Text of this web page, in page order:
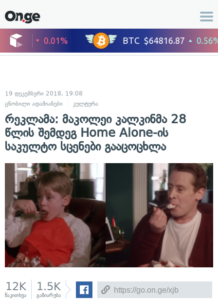
19 დეკემბერი 2018, 19:08
ცნობილი ადამიანები
კულტურა
რეკლამა: მაკოლეი კალკინმა 28
წლის შემდეგ Home Alone-ის
საკულტო სცენები გააცოცხლა
12K
წაკითხვა
1.5K
გაზიარება